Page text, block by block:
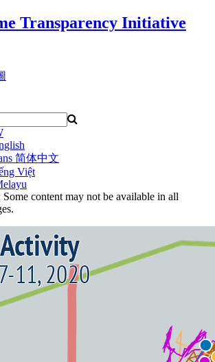
Transparency Initiative
简体中文
Việt
content may not be available in all